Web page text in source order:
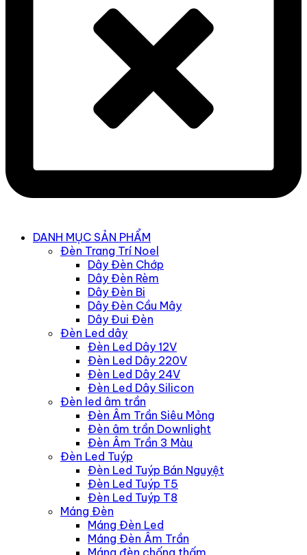
Main
DANH MỤC SẢN PHẨM
Đèn Trang Trí Noel
Dây Đèn Chớp
Dây Đèn Rèm
Dây Đèn Bi
Dây Đèn Cầu Mây
Dây Đui Đèn
Đèn Led dây
Đèn Led Dây 12V
Đèn Led Dây 220V
Đèn Led Dây 24V
Đèn Led Dây Silicon
Đèn led âm trần
Đèn Âm Trần Siêu Mỏng
Đèn âm trần Downlight
Đèn Âm Trần 3 Màu
Đèn Led Tuýp
Đèn Led Tuýp Bán Nguyệt
Đèn Led Tuýp T5
Đèn Led Tuýp T8
Máng Đèn
Máng Đèn Led
Máng Đèn Âm Trần